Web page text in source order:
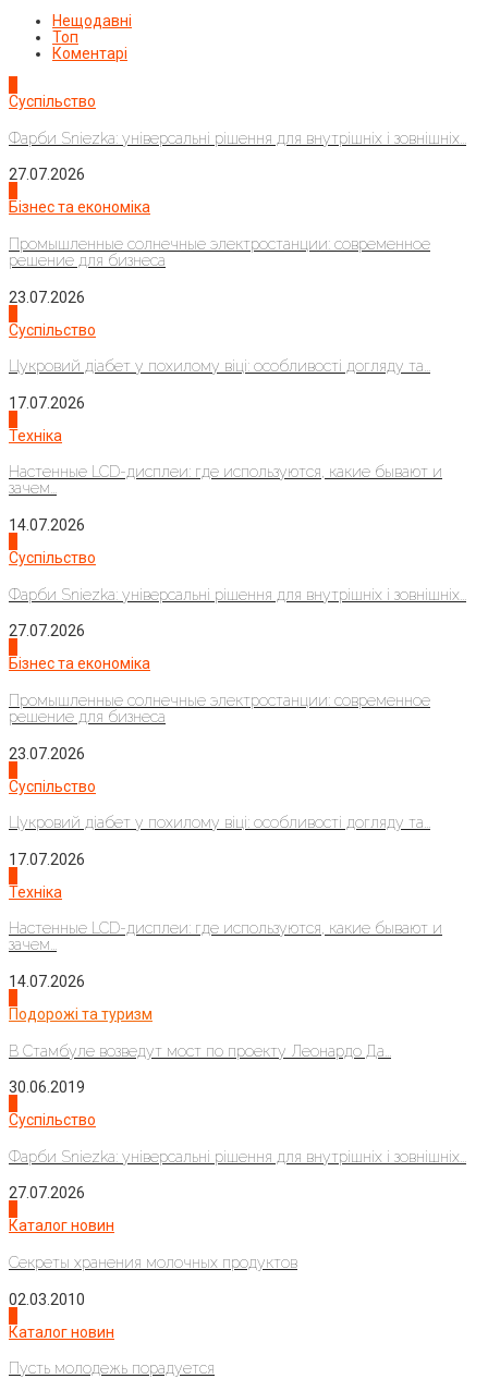
Нещодавні
Топ
Коментарі
Суспільство
Фарби Sniezka: універсальні рішення для внутрішніх і зовнішніх...
27.07.2026
Бізнес та економіка
Промышленные солнечные электростанции: современное
решение для бизнеса
23.07.2026
Суспільство
Цукровий діабет у похилому віці: особливості догляду та...
17.07.2026
Техніка
Настенные LCD-дисплеи: где используются, какие бывают и
зачем...
14.07.2026
Суспільство
Фарби Sniezka: універсальні рішення для внутрішніх і зовнішніх...
27.07.2026
Бізнес та економіка
Промышленные солнечные электростанции: современное
решение для бизнеса
23.07.2026
Суспільство
Цукровий діабет у похилому віці: особливості догляду та...
17.07.2026
Техніка
Настенные LCD-дисплеи: где используются, какие бывают и
зачем...
14.07.2026
Подорожі та туризм
В Стамбуле возведут мост по проекту Леонардо Да...
30.06.2019
Суспільство
Фарби Sniezka: універсальні рішення для внутрішніх і зовнішніх...
27.07.2026
Каталог новин
Секреты хранения молочных продуктов
02.03.2010
Каталог новин
Пусть молодежь порадуется